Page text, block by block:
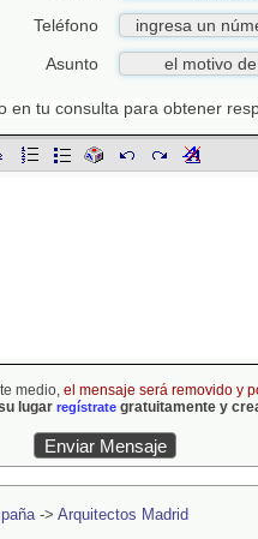
Teléfono
Asunto
en tu consulta para obtener
medio, el mensaje será removido y
lugar regístrategratuitamente y
-> Arquitectos Madrid